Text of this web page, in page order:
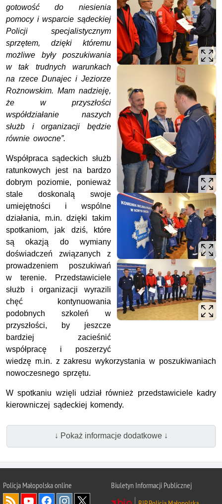
gotowość do niesienia
pomocy i wsparcie sądeckiej
Policji specjalistycznym
sprzętem, dzięki któremu
możliwe były poszukiwania
w tak trudnych warunkach
na rzece Dunajec i Jeziorze
Rożnowskim. Mam nadzieję,
że w przyszłości
współdziałanie naszych
służb i organizacji będzie
równie owocne”.
Współpraca sądeckich służb
ratunkowych jest na bardzo
dobrym poziomie, ponieważ
stale doskonalą swoje
umiejętności i wspólne
działania, m.in. dzięki takim
spotkaniom, jak dziś, które
są okazją do wymiany
doświadczeń związanych z
prowadzeniem poszukiwań
w terenie. Przedstawiciele
służb i organizacji wyrazili
chęć kontynuowania
podobnych szkoleń w
przyszłości, by jeszcze
bardziej zacieśnić
współpracę i poszerzyć
wiedzę m.in. z zakresu wykorzystania w poszukiwaniach
nowoczesnego sprzętu.
W spotkaniu wzięli udział również przedstawiciele kadry
kierowniczej sądeckiej komendy.
↓ Pokaż informacje dodatkowe ↓
Policja Małopolska online
Biuletyn Informacji Publicznej